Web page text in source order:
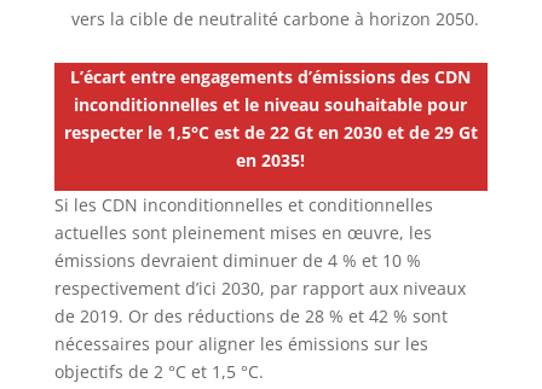
vers la cible de neutralité carbone à horizon 2050.
L’écart entre engagements d’émissions des CDN
inconditionnelles et le niveau souhaitable pour
respecter le 1,5°C est de 22 Gt en 2030 et de 29 Gt
en 2035!
Si les CDN inconditionnelles et conditionnelles
actuelles sont pleinement mises en œuvre, les
émissions devraient diminuer de 4 % et 10 %
respectivement d’ici 2030, par rapport aux niveaux
de 2019. Or des réductions de 28 % et 42 % sont
nécessaires pour aligner les émissions sur les
objectifs de 2 °C et 1,5 °C.